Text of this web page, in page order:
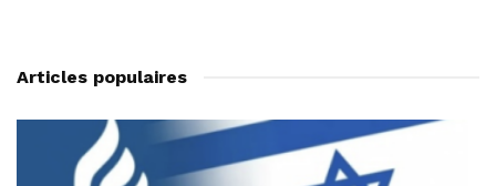
Articles populaires